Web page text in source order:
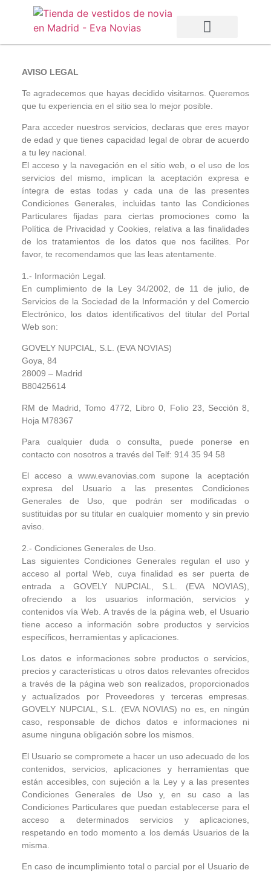
AVISO LEGAL
Te agradecemos que hayas decidido visitarnos. Queremos
que tu experiencia en el sitio sea lo mejor posible.
Para acceder nuestros servicios, declaras que eres mayor
de edad y que tienes capacidad legal de obrar de acuerdo
a tu ley nacional.
El acceso y la navegación en el sitio web, o el uso de los
servicios del mismo, implican la aceptación expresa e
íntegra de estas todas y cada una de las presentes
Condiciones Generales, incluidas tanto las Condiciones
Particulares fijadas para ciertas promociones como la
Política de Privacidad y Cookies, relativa a las finalidades
de los tratamientos de los datos que nos facilites. Por
favor, te recomendamos que las leas atentamente.
1.- Información Legal.
En cumplimiento de la Ley 34/2002, de 11 de julio, de
Servicios de la Sociedad de la Información y del Comercio
Electrónico, los datos identificativos del titular del Portal
Web son:
GOVELY NUPCIAL, S.L. (EVA NOVIAS)
Goya, 84
28009 – Madrid
B80425614
RM de Madrid, Tomo 4772, Libro 0, Folio 23, Sección 8,
Hoja M78367
Para cualquier duda o consulta, puede ponerse en
contacto con nosotros a través del Telf: 914 35 94 58
El acceso a www.evanovias.com supone la aceptación
expresa del Usuario a las presentes Condiciones
Generales de Uso, que podrán ser modificadas o
sustituidas por su titular en cualquier momento y sin previo
aviso.
2.- Condiciones Generales de Uso.
Las siguientes Condiciones Generales regulan el uso y
acceso al portal Web, cuya finalidad es ser puerta de
entrada a GOVELY NUPCIAL, S.L. (EVA NOVIAS),
ofreciendo a los usuarios información, servicios y
contenidos vía Web. A través de la página web, el Usuario
tiene acceso a información sobre productos y servicios
específicos, herramientas y aplicaciones.
Los datos e informaciones sobre productos o servicios,
precios y características u otros datos relevantes ofrecidos
a través de la página web son realizados, proporcionados
y actualizados por Proveedores y terceras empresas.
GOVELY NUPCIAL, S.L. (EVA NOVIAS) no es, en ningún
caso, responsable de dichos datos e informaciones ni
asume ninguna obligación sobre los mismos.
El Usuario se compromete a hacer un uso adecuado de los
contenidos, servicios, aplicaciones y herramientas que
están accesibles, con sujeción a la Ley y a las presentes
Condiciones Generales de Uso y, en su caso a las
Condiciones Particulares que puedan establecerse para el
acceso a determinados servicios y aplicaciones,
respetando en todo momento a los demás Usuarios de la
misma.
En caso de incumplimiento total o parcial por el Usuario de